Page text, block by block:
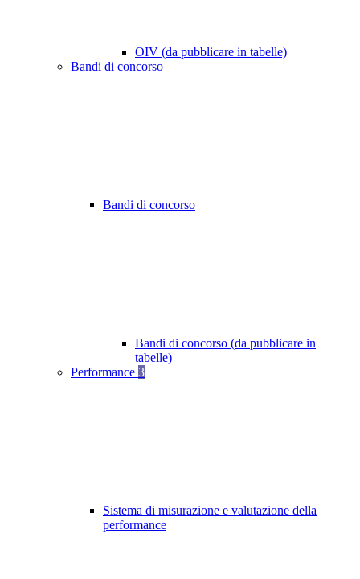
OIV (da pubblicare in tabelle)
Bandi di concorso
Bandi di concorso
Bandi di concorso (da pubblicare in
tabelle)
Performance 3
Sistema di misurazione e valutazione della
performance